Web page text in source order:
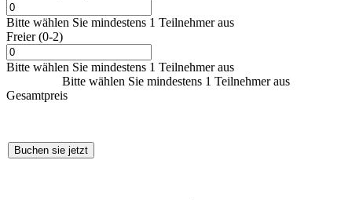
Bitte wählen Sie mindestens 1 Teilnehmer aus
Freier (0-2)
Bitte wählen Sie mindestens 1 Teilnehmer aus
Bitte wählen Sie mindestens 1 Teilnehmer aus
Gesamtpreis
Buchen sie jetzt